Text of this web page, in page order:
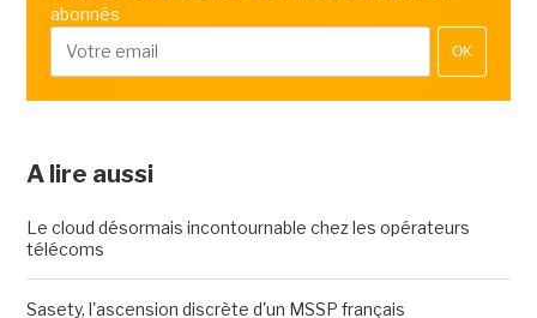
abonnés
OK
A lire aussi
Le cloud désormais incontournable chez les opérateurs
télécoms
Sasety, l'ascension discrète d'un MSSP français